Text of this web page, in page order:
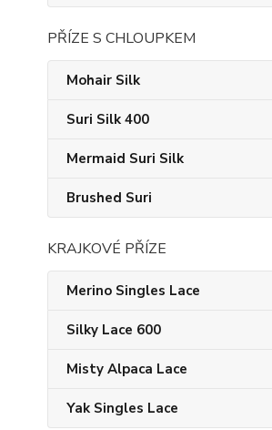
PŘÍZE S CHLOUPKEM
Mohair Silk
Suri Silk 400
Mermaid Suri Silk
Brushed Suri
KRAJKOVÉ PŘÍZE
Merino Singles Lace
Silky Lace 600
Misty Alpaca Lace
Yak Singles Lace